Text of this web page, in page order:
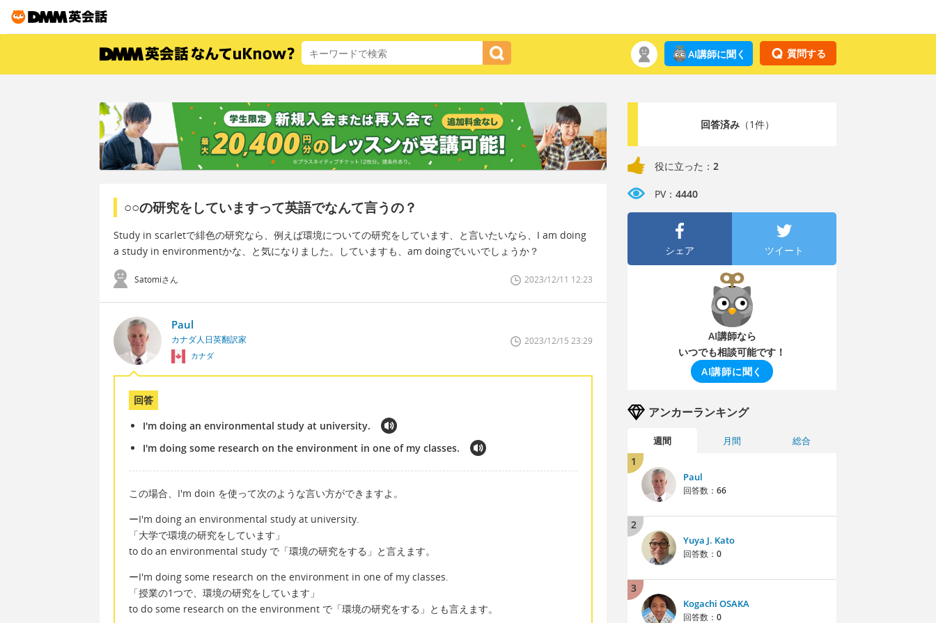
質問する
AI講師に聞く
○○の研究をしていますって英語でなんて言うの？
Study in scarletで緋色の研究なら、例えば環境についての研究をしています、と言いたいなら、I am doing
a study in environmentかな、と気になりました。していますも、am doingでいいでしょうか？
Satomiさん 2023/12/11 12:23
Paul
カナダ人日英翻訳家
カナダ
2023/12/15 23:29
回答
I'm doing an environmental study at university.
I'm doing some research on the environment in one of my classes.
この場合、I'm doin を使って次のような言い方ができますよ。
ーI'm doing an environmental study at university.
「大学で環境の研究をしています」
to do an environmental study で「環境の研究をする」と言えます。
ーI'm doing some research on the environment in one of my classes.
「授業の1つで、環境の研究をしています」
to do some research on the environment で「環境の研究をする」とも言えます。
回答済み（1件）
役に立った： 2
PV： 4440
シェア ツイート
AI講師なら
いつでも相談可能です！
AI講師に聞く
アンカーランキング
週間 月間 総合
1
Paul
回答数： 66
2
Yuya J. Kato
回答数： 0
3
Kogachi OSAKA
回答数： 0